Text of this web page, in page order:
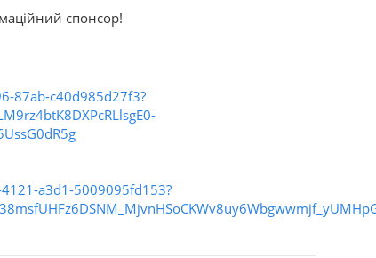
спонсор!
87ab-c40d985d27f3?
a3d1-5009095fd153?